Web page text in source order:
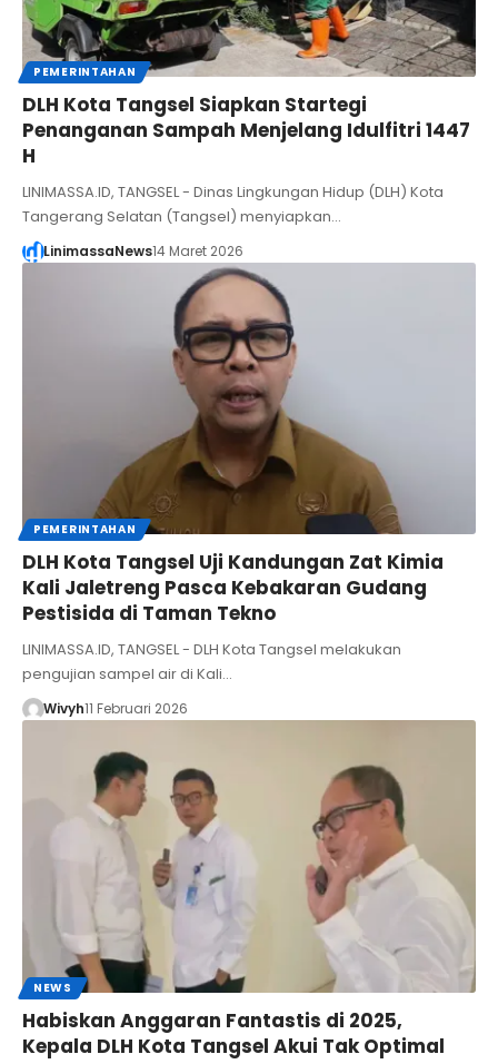
PEMERINTAHAN
DLH Kota Tangsel Siapkan Startegi
Penanganan Sampah Menjelang Idulfitri 1447
H
LINIMASSA.ID, TANGSEL - Dinas Lingkungan Hidup (DLH) Kota
Tangerang Selatan (Tangsel) menyiapkan…
LinimassaNews14 Maret 2026
PEMERINTAHAN
DLH Kota Tangsel Uji Kandungan Zat Kimia
Kali Jaletreng Pasca Kebakaran Gudang
Pestisida di Taman Tekno
LINIMASSA.ID, TANGSEL - DLH Kota Tangsel melakukan
pengujian sampel air di Kali…
Wivyh11 Februari 2026
NEWS
Habiskan Anggaran Fantastis di 2025,
Kepala DLH Kota Tangsel Akui Tak Optimal